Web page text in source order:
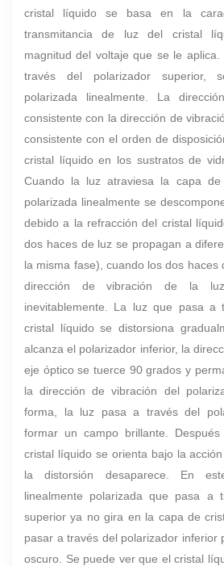
cristal líquido se basa en la
transmitancia de luz del cristal
magnitud del voltaje que se le
través del polarizador superior,
polarizada linealmente. La
consistente con la dirección de
consistente con el orden de
cristal líquido en los sustratos de
Cuando la luz atraviesa la capa
polarizada linealmente se
debido a la refracción del cristal
dos haces de luz se propagan a
la misma fase), cuando los dos haces
dirección de vibración de la luz
inevitablemente. La luz que pasa a
cristal líquido se distorsiona
alcanza el polarizador inferior, la
eje óptico se tuerce 90 grados y
la dirección de vibración del
forma, la luz pasa a través del
formar un campo brillante.
cristal líquido se orienta bajo la
la distorsión desaparece. En
linealmente polarizada que pasa a
superior ya no gira en la capa de
pasar a través del polarizador inferior
oscuro. Se puede ver que el cristal